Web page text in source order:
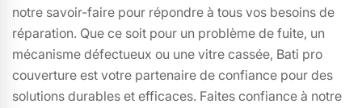
notre savoir-faire pour répondre à tous vos besoins de
réparation. Que ce soit pour un problème de fuite, un
mécanisme défectueux ou une vitre cassée, Bati pro
couverture est votre partenaire de confiance pour des
solutions durables et efficaces. Faites confiance à notre